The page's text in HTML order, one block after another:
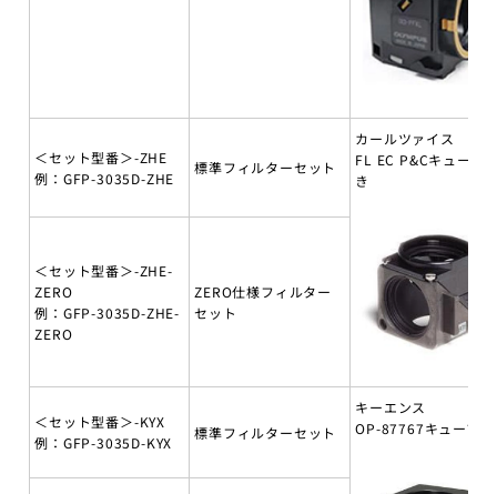
＜セット型番＞-ZHE
例：GFP-3035D-ZHE
標準フィルターセット
カールツァイス
FL EC P&Cキューブ
き
＜セット型番＞-ZHE-
ZERO
例：GFP-3035D-ZHE-
ZERO
ZERO仕様フィルター
セット
＜セット型番＞-KYX
例：GFP-3035D-KYX
標準フィルターセット
キーエンス
OP-87767キューブ付